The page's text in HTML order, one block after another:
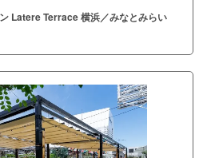
Latere Terrace 横浜／みなとみらい